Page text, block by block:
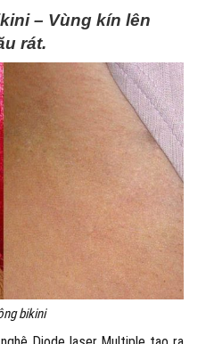
– Vùng kín lên
rát.
bikini